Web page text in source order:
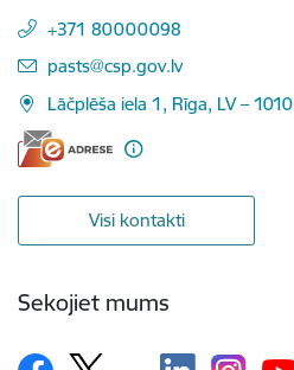
+371 80000098
E-pasts:
pasts@csp.gov.lv
Lāčplēša iela 1, Rīga, LV – 1010
Visi kontakti
Sekojiet mums